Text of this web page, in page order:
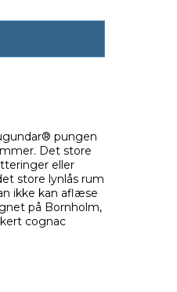
pungen
Det store
eller
store lynlås rum
ikke kan aflæse
på Bornholm,
cognac